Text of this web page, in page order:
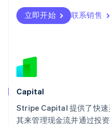
立即开始 联系销售
Capital
Stripe Capital 提供了快速
其来管理现金流并通过投资
瑞士
DeutschFrançais
斯洛伐克
斯洛文尼亚
泰国
ไทยEnglish
希腊